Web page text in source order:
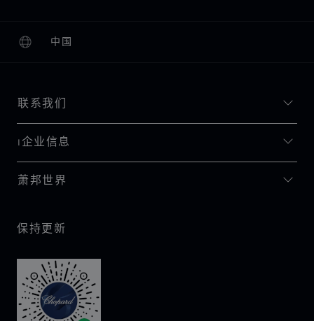
中国
本地化（更改国家/地区）
更改国家/地区
联系我们
I企业信息
萧邦世界
保持更新